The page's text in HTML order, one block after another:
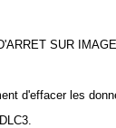
SUR IMAGE
d'effacer les